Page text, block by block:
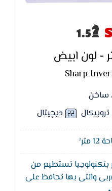
- لون ابيض
Sharp
/ ساخن
تروبيكال ديچيتال
بتكنولوچيا تستطيع من
والتى بها تحافظ على